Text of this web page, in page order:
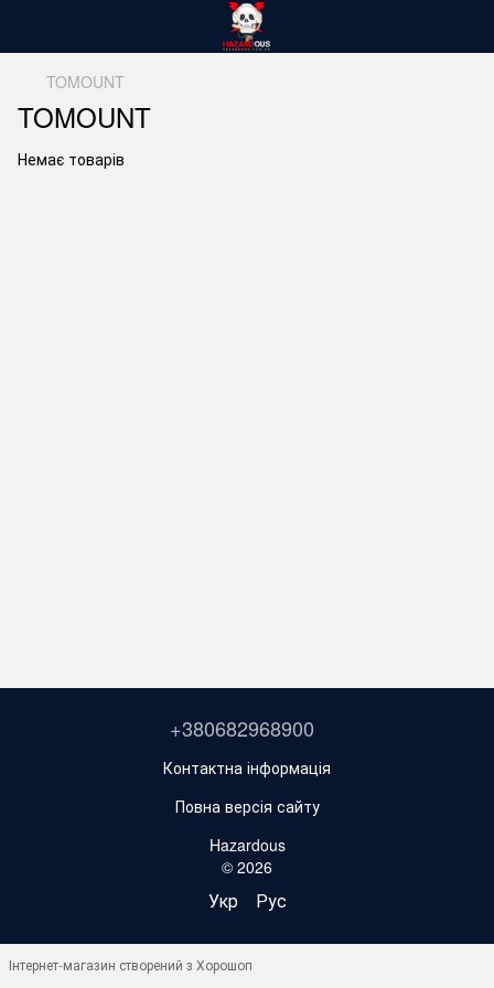
TOMOUNT
TOMOUNT
Немає товарів
+380682968900
Контактна інформація
Повна версія сайту
Hazardous
© 2026
Укр Рус
Інтернет-магазин створений з Хорошоп